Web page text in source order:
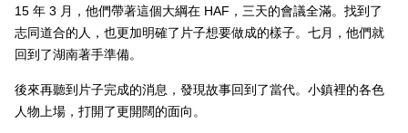
15 年 3 月，他們帶著這個大綱在 HAF ，三天的會議全滿。找到了
志同道合的人，也更加明確了片子想要做成的樣子。七月，他們就
回到了湖南著手準備。
後來再聽到片子完成的消息，發現故事回到了當代。小鎮裡的各色
人物上場，打開了更開闊的面向。